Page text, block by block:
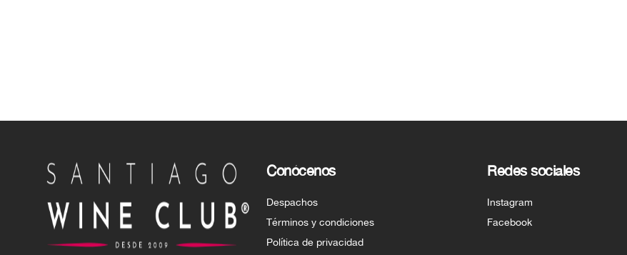
Conócenos
Despachos
Términos y condiciones
Política de privacidad
Redes sociales
Instagram
Facebook